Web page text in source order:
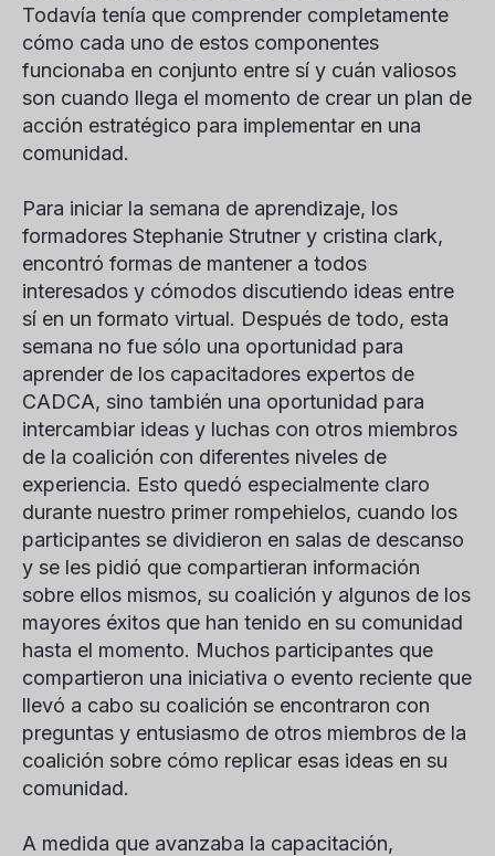
Todavía tenía que comprender completamente
cómo cada uno de estos componentes
funcionaba en conjunto entre sí y cuán valiosos
son cuando llega el momento de crear un plan de
acción estratégico para implementar en una
comunidad.
Para iniciar la semana de aprendizaje, los
formadores Stephanie Strutner y cristina clark,
encontró formas de mantener a todos
interesados y cómodos discutiendo ideas entre
sí en un formato virtual. Después de todo, esta
semana no fue sólo una oportunidad para
aprender de los capacitadores expertos de
CADCA, sino también una oportunidad para
intercambiar ideas y luchas con otros miembros
de la coalición con diferentes niveles de
experiencia. Esto quedó especialmente claro
durante nuestro primer rompehielos, cuando los
participantes se dividieron en salas de descanso
y se les pidió que compartieran información
sobre ellos mismos, su coalición y algunos de los
mayores éxitos que han tenido en su comunidad
hasta el momento. Muchos participantes que
compartieron una iniciativa o evento reciente que
llevó a cabo su coalición se encontraron con
preguntas y entusiasmo de otros miembros de la
coalición sobre cómo replicar esas ideas en su
comunidad.
A medida que avanzaba la capacitación,